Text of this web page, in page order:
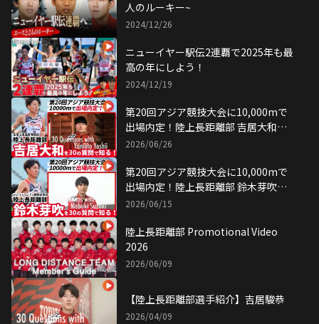
人のルーキー~
2024/12/26
ニューイヤー駅伝2連覇で2025年も最
高の年にしよう！
2024/12/19
第20回アジア競技大会に10,000mで
出場内定！陸上長距離部 吉居大和を
30の質問で知る！
2026/06/26
第20回アジア競技大会に10,000mで
出場内定！陸上長距離部 鈴木芽吹を
30の質問で知る！
2026/06/15
陸上長距離部 Promotional Video
2026
2026/06/09
【陸上長距離部選手紹介】吉居駿恭
2026/04/09